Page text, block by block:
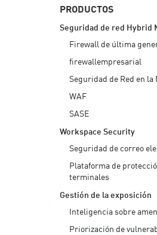
PRODUCTOS
Seguridad de red Hybrid
Firewall de última
firewallempresarial
Seguridad de Red en la
WAF
SASE
Workspace Security
Seguridad de correo
Plataforma de
terminales
Gestión de la exposición
Inteligencia sobre
Priorización de